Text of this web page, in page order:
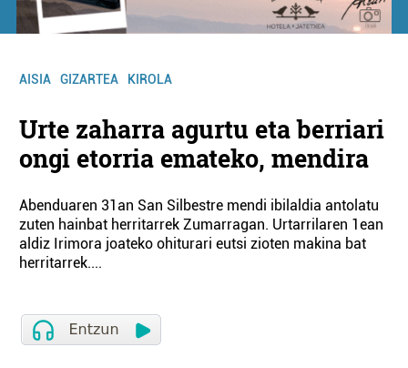
AISIA GIZARTEA KIROLA
Urte zaharra agurtu eta berriari
ongi etorria emateko, mendira
Abenduaren 31an San Silbestre mendi ibilaldia antolatu
zuten hainbat herritarrek Zumarragan. Urtarrilaren 1ean
aldiz Irimora joateko ohiturari eutsi zioten makina bat
herritarrek....